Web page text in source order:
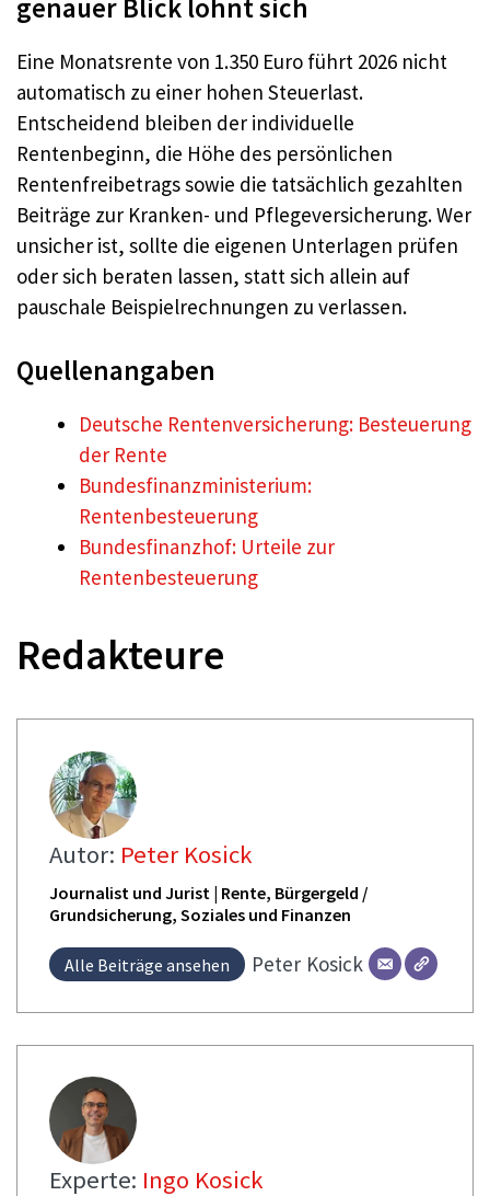
genauer Blick lohnt sich
Eine Monatsrente von 1.350 Euro führt 2026 nicht
automatisch zu einer hohen Steuerlast.
Entscheidend bleiben der individuelle
Rentenbeginn, die Höhe des persönlichen
Rentenfreibetrags sowie die tatsächlich gezahlten
Beiträge zur Kranken- und Pflegeversicherung. Wer
unsicher ist, sollte die eigenen Unterlagen prüfen
oder sich beraten lassen, statt sich allein auf
pauschale Beispielrechnungen zu verlassen.
Quellenangaben
Deutsche Rentenversicherung: Besteuerung
der Rente
Bundesfinanzministerium:
Rentenbesteuerung
Bundesfinanzhof: Urteile zur
Rentenbesteuerung
Redakteure
Autor: Peter Kosick
Journalist und Jurist | Rente, Bürgergeld /
Grundsicherung, Soziales und Finanzen
Alle Beiträge ansehen Peter Kosick
Experte: Ingo Kosick